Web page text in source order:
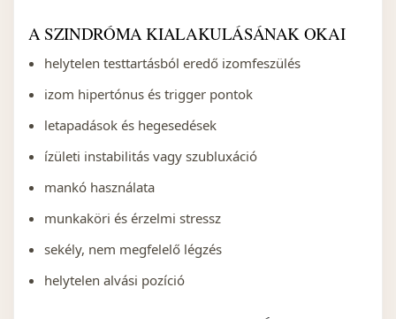
A SZINDRÓMA KIALAKULÁSÁNAK OKAI
helytelen testtartásból eredő izomfeszülés
izom hipertónus és trigger pontok
letapadások és hegesedések
ízületi instabilitás vagy szubluxáció
mankó használata
munkaköri és érzelmi stressz
sekély, nem megfelelő légzés
helytelen alvási pozíció